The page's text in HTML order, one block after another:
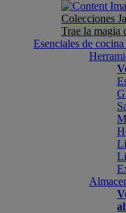
Colecciones
Trae la magia
Esenciales de cocina